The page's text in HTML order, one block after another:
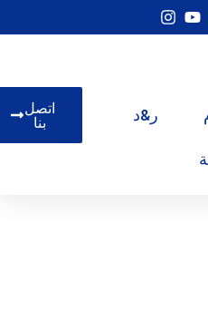
ر&د
اتصل
بنا